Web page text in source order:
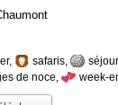
, safaris
de noce week-